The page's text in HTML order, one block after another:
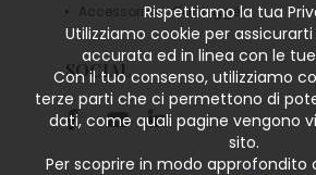
Accessori scaffali leggeri
SOCIAL
Rispettiamo la tua
Utilizziamo cookie per assicurarti
accurata ed in linea con le
Con il tuo consenso, utilizziamo
terze parti che ci permettono di
dati, come quali pagine vengono
sito.
Per scoprire in modo approfondito